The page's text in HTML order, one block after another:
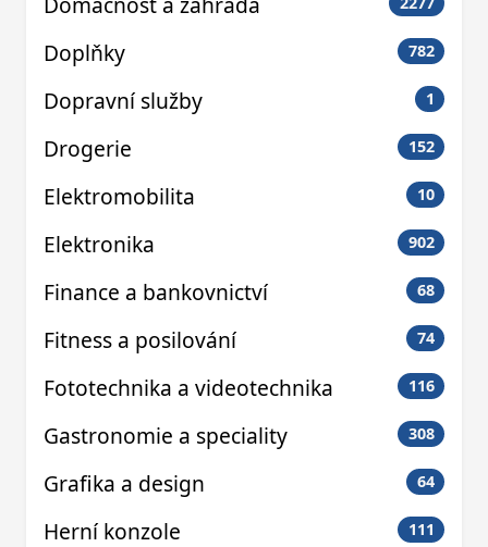
Doplňky 782
Dopravní služby 1
Drogerie 152
Elektromobilita 10
Elektronika 902
Finance a bankovnictví 68
Fitness a posilování 74
Fototechnika a videotechnika 116
Gastronomie a speciality 308
Grafika a design 64
Herní konzole 111